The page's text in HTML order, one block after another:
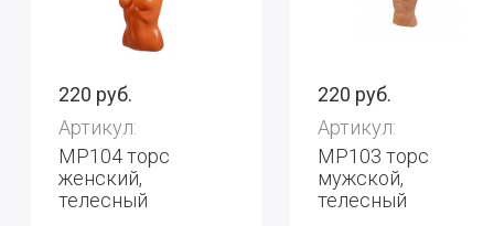
220 руб.
Артикул:
МР104 торс
женский,
телесный
220 руб.
Артикул:
МР103 торс
мужской,
телесный